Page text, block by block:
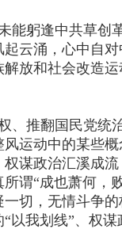
躬逢中共草创
云涌，心中自
放和社会改造
推翻国民党统
运动中的某些
谋政治汇溪成
谓“成也萧何，
切，无情斗争
以我划线”、权